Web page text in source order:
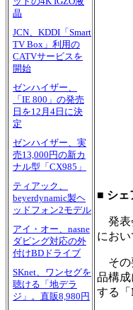
晶
JCN、KDDI「Smart
TV Box」利用の
CATVサービスを
開始
ゼンハイザー、
「IE 800」の発売
日を12月4日に決
定
ゼンハイザー、実
売13,000円の新カ
ナル型「CX985」
ティアック、
beyerdynamic製ヘ
ッドフォン2モデル
アイ・オー、nasne
ダビング対応の外
付けBDドライブ
SKnet、ワンセグを
聴ける「地デラ
ジ」。直販8,980円
■ シェ
発表
にお
その
品構
する「